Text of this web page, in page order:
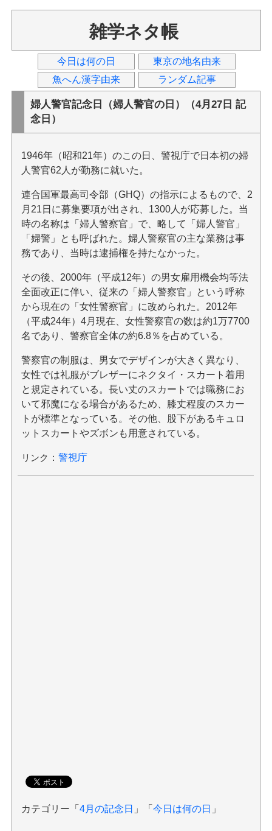
雑学ネタ帳
今日は何の日
東京の地名由来
魚へん漢字由来
ランダム記事
婦人警官記念日（婦人警官の日）（4月27日 記
念日）
1946年（昭和21年）のこの日、警視庁で日本初の婦
人警官62人が勤務に就いた。
連合国軍最高司令部（GHQ）の指示によるもので、2
月21日に募集要項が出され、1300人が応募した。当
時の名称は「婦人警察官」で、略して「婦人警官」
「婦警」とも呼ばれた。婦人警察官の主な業務は事
務であり、当時は逮捕権を持たなかった。
その後、2000年（平成12年）の男女雇用機会均等法
全面改正に伴い、従来の「婦人警察官」という呼称
から現在の「女性警察官」に改められた。2012年
（平成24年）4月現在、女性警察官の数は約1万7700
名であり、警察官全体の約6.8％を占めている。
警察官の制服は、男女でデザインが大きく異なり、
女性では礼服がブレザーにネクタイ・スカート着用
と規定されている。長い丈のスカートでは職務にお
いて邪魔になる場合があるため、膝丈程度のスカー
トが標準となっている。その他、股下があるキュロ
ットスカートやズボンも用意されている。
リンク ： 警視庁
カテゴリー「 4月の記念日 」「 今日は何の日 」